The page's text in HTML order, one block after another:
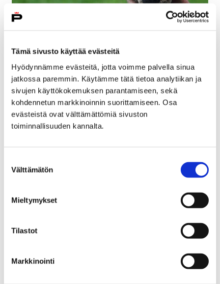
Tämä sivusto käyttää evästeitä
Hyödynnämme evästeitä, jotta voimme palvella sinua
jatkossa paremmin. Käytämme tätä tietoa analytiikan ja
sivujen käyttökokemuksen parantamiseen, sekä
kohdennetun markkinoinnin suorittamiseen. Osa
evästeistä ovat välttämättömiä sivuston
toiminnallisuuden kannalta.
valinta
Välttämätön
Mieltymykset
Tilastot
Markkinointi
Vastaa kyselyyn lasten, nuorten ja perheiden
palveluista Satakunnassa
23 maaliskuun, 2018
tarpeita. Ensisijaista uudistuksessa on lapsen etu ja